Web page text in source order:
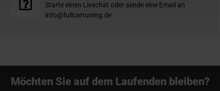
Starte einen Livechat oder sende eine Email an
info@fullcartuning.de
Möchten Sie auf dem Laufenden bleiben?